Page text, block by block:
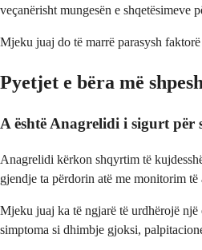
veçanërisht mungesën e shqetësimeve
Mjeku juaj do të marrë parasysh
Pyetjet e bëra më
A është Anagrelidi i sigurt për
Anagrelidi kërkon shqyrtim të
gjendje ta përdorin atë me monitorim
Mjeku juaj ka të ngjarë të urdhërojë
simptoma si dhimbje gjoksi,